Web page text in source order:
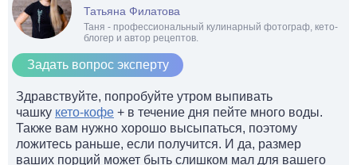
Татьяна Филатова
Таня - профессиональный кулинарный фотограф, кето-
блогер и автор рецептов.
Задать вопрос эксперту
Здравствуйте, попробуйте утром выпивать
чашку кето-кофе + в течение дня пейте много воды.
Также вам нужно хорошо высыпаться, поэтому
ложитесь раньше, если получится. И да, размер
ваших порций может быть слишком мал для вашего